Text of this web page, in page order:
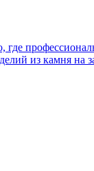
где
из камня